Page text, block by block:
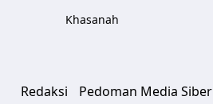
Khasanah
Redaksi Pedoman Media Siber